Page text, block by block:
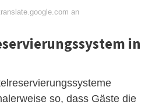
an
in
so, dass Gäste die